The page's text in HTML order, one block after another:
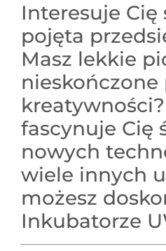
Interesuje Cię
pojęta
Masz lekkie
nieskończone
fascynuje Cię
nowych
wiele innych
możesz
Inkubatorze